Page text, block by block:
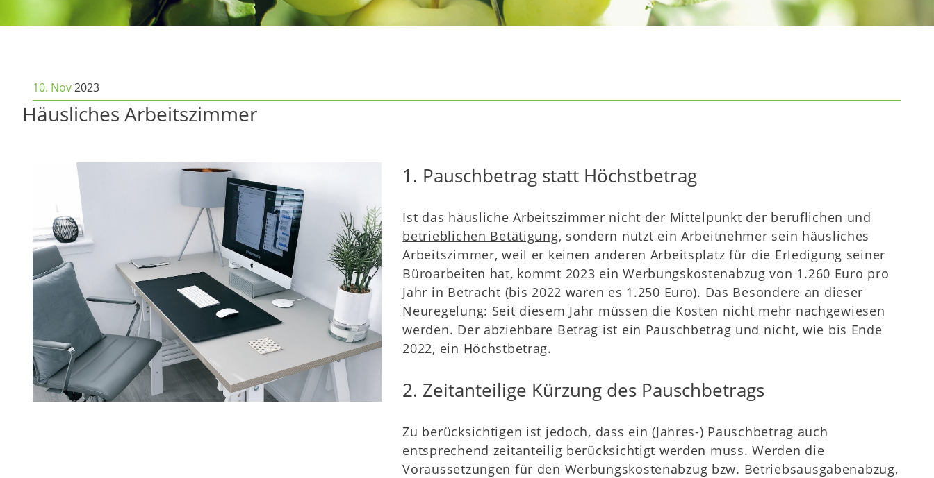
10. Nov2023
Häusliches Arbeitszimmer
1. Pauschbetrag statt Höchstbetrag
Ist das häusliche Arbeitszimmer nicht der Mittelpunkt der beruflichen und
betrieblichen Betätigung, sondern nutzt ein Arbeitnehmer sein häusliches
Arbeitszimmer, weil er keinen anderen Arbeitsplatz für die Erledigung seiner
Büroarbeiten hat, kommt 2023 ein Werbungskostenabzug von 1.260 Euro pro
Jahr in Betracht (bis 2022 waren es 1.250 Euro). Das Besondere an dieser
Neuregelung: Seit diesem Jahr müssen die Kosten nicht mehr nachgewiesen
werden. Der abziehbare Betrag ist ein Pauschbetrag und nicht, wie bis Ende
2022, ein Höchstbetrag.
2. Zeitanteilige Kürzung des Pauschbetrags
Zu berücksichtigen ist jedoch, dass ein (Jahres-) Pauschbetrag auch
entsprechend zeitanteilig berücksichtigt werden muss. Werden die
Voraussetzungen für den Werbungskostenabzug bzw. Betriebsausgabenabzug,